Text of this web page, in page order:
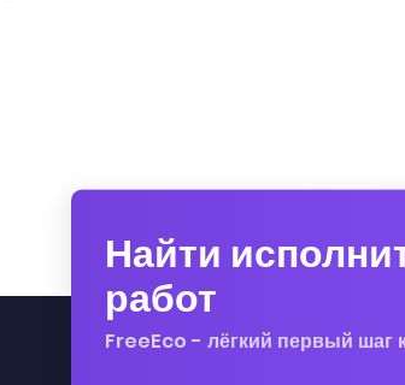
Найти
работ
FreeEco - лёгкий первый шаг